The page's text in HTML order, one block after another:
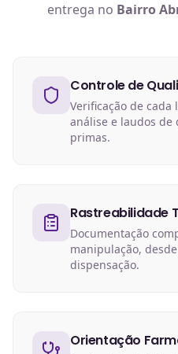
entrega no Bairro
Controle de
Verificação de
análise e laudos de
primas.
Rastreabilidade
Documentação
manipulação,
dispensação.
Orientação